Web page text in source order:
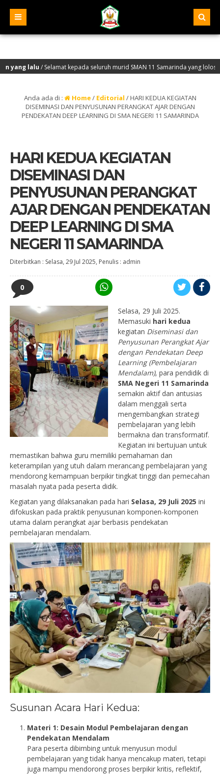
kepada seluruh murid SMAN 11 Samarinda yang lolos seleksi PTN jalur
Datang di Website Resmi SMA Negeri 11 Samarinda – NPSN :
Anda ada di : Home/ Editorial /HARI KEDUA KEGIATAN
DISEMINASI DAN PENYUSUNAN PERANGKAT AJAR DENGAN
PENDEKATAN DEEP LEARNING DI SMA NEGERI 11 SAMARINDA
HARI KEDUA KEGIATAN
DISEMINASI DAN
PENYUSUNAN PERANGKAT
AJAR DENGAN PENDEKATAN
DEEP LEARNING DI SMA
NEGERI 11 SAMARINDA
Diterbitkan : Selasa, 29 Jul 2025, Penulis : admin
0
Selasa, 29 Juli 2025.
Memasuki hari kedua
kegiatan Diseminasi dan
Penyusunan Perangkat Ajar
dengan Pendekatan Deep
Learning (Pembelajaran
Mendalam), para pendidik di
SMA Negeri 11 Samarinda
semakin aktif dan antusias
dalam menggali serta
mengembangkan strategi
pembelajaran yang lebih
bermakna dan transformatif.
Kegiatan ini bertujuan untuk
memastikan bahwa guru memiliki pemahaman dan
keterampilan yang utuh dalam merancang pembelajaran yang
mendorong kemampuan berpikir tingkat tinggi dan pemecahan
masalah nyata pada peserta didik.
Kegiatan yang dilaksanakan pada hari Selasa, 29 Juli 2025 ini
difokuskan pada praktik penyusunan komponen-komponen
utama dalam perangkat ajar berbasis pendekatan
pembelajaran mendalam.
Susunan Acara Hari Kedua:
Materi 1: Desain Modul Pembelajaran dengan
Pendekatan Mendalam
Para peserta dibimbing untuk menyusun modul
pembelajaran yang tidak hanya mencakup materi, tetapi
juga mampu mendorong proses berpikir kritis, reflektif,